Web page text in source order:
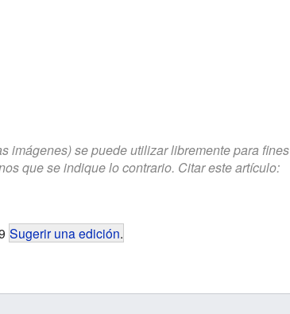
imágenes) se puede utilizar libremente para fines
que se indique lo contrario. Citar este artículo:
Sugerir una edición.